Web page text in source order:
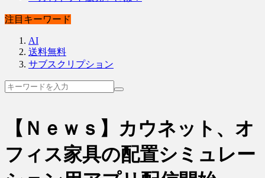
注目キーワード
AI
送料無料
サブスクリプション
【Ｎｅｗｓ】カウネット、オ
フィス家具の配置シミュレー